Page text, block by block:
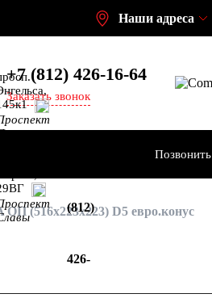
Наши адреса
+7 (812) 426-16-64
Заказать звонок
(812)
426-
Позвонить
(516x223x223) D5 евро.конус